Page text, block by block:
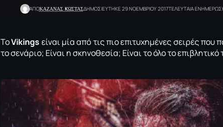
ΑΠΟΚΑΖΑΝΑΣ KΩΣΤΑΣΔΗΜΟΣΙΕΥΤΗΚΕ 29 ΝΟΕΜΒΡΙΟΥ 2017ΤΕΛΕΥΤΑΙΑ
ToVikings είναι μία από τις πιο επιτυχημένες σειρές που
το σενάριο; Eίναι η σκηνοθεσία; Eίναι το όλο το επιβλητικό